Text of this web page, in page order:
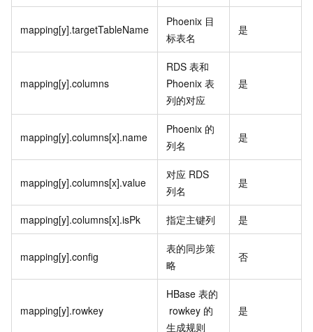
mapping[y].targetTableName
Phoenix 目
标表名
是
mapping[y].columns
RDS 表和
Phoenix 表
列的对应
是
mapping[y].columns[x].name
Phoenix 的
列名
是
mapping[y].columns[x].value
对应 RDS
列名
是
mapping[y].columns[x].isPk 指定主键列 是
mapping[y].config
表的同步策
略
否
mapping[y].rowkey
HBase 表的
rowkey 的
生成规则
是